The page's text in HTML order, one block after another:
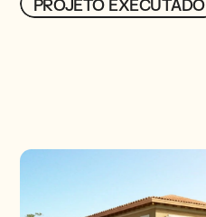
PROJETO EXECUTADO
PROJETO EXECUTADO